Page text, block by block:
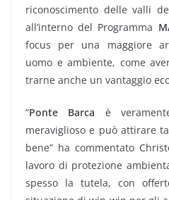
riconoscimento delle valli
all’interno del Programma
focus per una maggiore
uomo e ambiente, come
trarne anche un vantaggio
“Ponte Barca è
meraviglioso e può attirare
bene” ha commentato
lavoro di protezione
spesso la tutela, con